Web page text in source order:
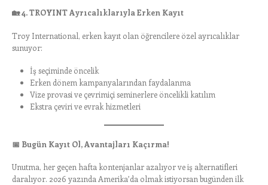
🏡4. TROYINT Ayrıcalıklarıyla Erken Kayıt
Troy International, erken kayıt olan öğrencilere özel ayrıcalıklar
sunuyor:
İş seçiminde öncelik
Erken dönem kampanyalarından faydalanma
Vize provasi ve çevrimiçi seminerlere öncelikli katılım
Ekstra çeviri ve evrak hizmetleri
📅 Bugün Kayıt Ol, Avantajları Kaçırma!
Unutma, her geçen hafta kontenjanlar azalıyor ve iş alternatifleri
daralıyor. 2026 yazında Amerika’da olmak istiyorsan bugünden ilk